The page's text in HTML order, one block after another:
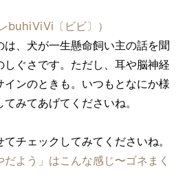
buhiViVi〔ビビ〕）
は、犬が一生懸命飼い主の話を聞
しぐさです。ただし、耳や脳神経
インのときも。いつもとなにか様
みてあげてくださいね。
チェックしてみてくださいね。
よう」はこんな感じ〜ゴネまく